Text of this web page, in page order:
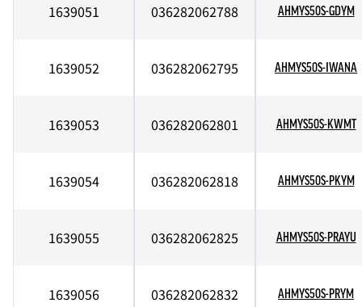
1639051 036282062788 AHMYS50S-GDYM
1639052 036282062795 AHMYS50S-IWANA
1639053 036282062801 AHMYS50S-KWMT
1639054 036282062818 AHMYS50S-PKYM
1639055 036282062825 AHMYS50S-PRAYU
1639056 036282062832 AHMYS50S-PRYM